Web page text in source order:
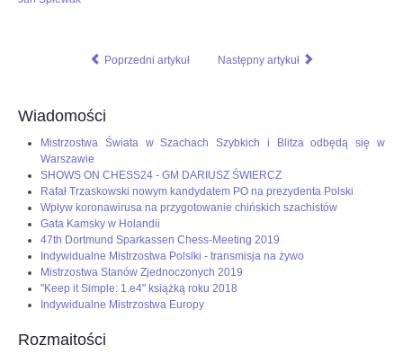
Poprzedni artykuł Następny artykuł
Wiadomości
Mistrzostwa Świata w Szachach Szybkich i Blitza odbędą się w
Warszawie
SHOWS ON CHESS24 - GM DARIUSZ ŚWIERCZ
Rafał Trzaskowski nowym kandydatem PO na prezydenta Polski
Wpływ koronawirusa na przygotowanie chińskich szachistów
Gata Kamsky w Holandii
47th Dortmund Sparkassen Chess-Meeting 2019
Indywidualne Mistrzostwa Polslki - transmisja na żywo
Mistrzostwa Stanów Zjednoczonych 2019
"Keep it Simple: 1.e4" książką roku 2018
Indywidualne Mistrzostwa Europy
Rozmaitości